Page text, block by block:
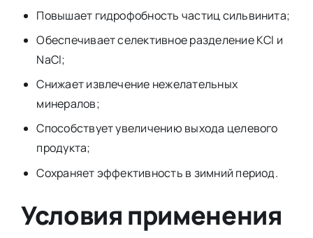
Повышает гидрофобность частиц сильвинита;
Обеспечивает селективное разделение KCl и
NaCl;
Снижает извлечение нежелательных
минералов;
Способствует увеличению выхода целевого
продукта;
Сохраняет эффективность в зимний период.
Условия применения